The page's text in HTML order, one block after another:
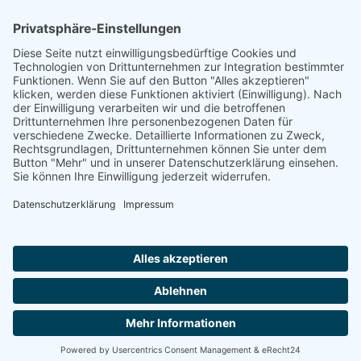
Footer
Cookie-Einstellungen Datenschutz
Impressum
intern
by